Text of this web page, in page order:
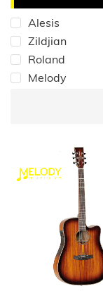
Alesis
Zildjian
Roland
Melody